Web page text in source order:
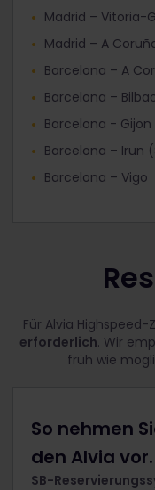
Madrid – Vitoria-
Madrid – A
Barcelona – A
Barcelona –
Barcelona -
Barcelona – Irun
Barcelona – Vigo
Für Alvia Highspeed-
erforderlich. Wir
früh wie
So nehmen
den Alvia vor.
SB-